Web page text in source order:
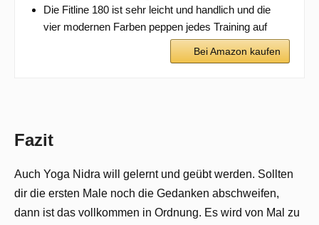
Die Fitline 180 ist sehr leicht und handlich und die
vier modernen Farben peppen jedes Training auf
Bei Amazon kaufen
Fazit
Auch Yoga Nidra will gelernt und geübt werden. Sollten
dir die ersten Male noch die Gedanken abschweifen,
dann ist das vollkommen in Ordnung. Es wird von Mal zu